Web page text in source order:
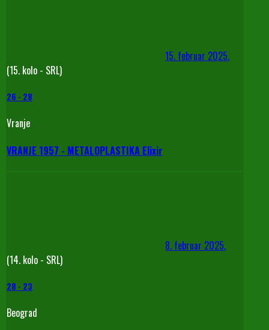
15. februar 2025.
(15. kolo - SRL)
26 - 28
Vranje
VRANJE 1957 - METALOPLASTIKA Elixir
8. februar 2025.
(14. kolo - SRL)
28 - 23
Beograd